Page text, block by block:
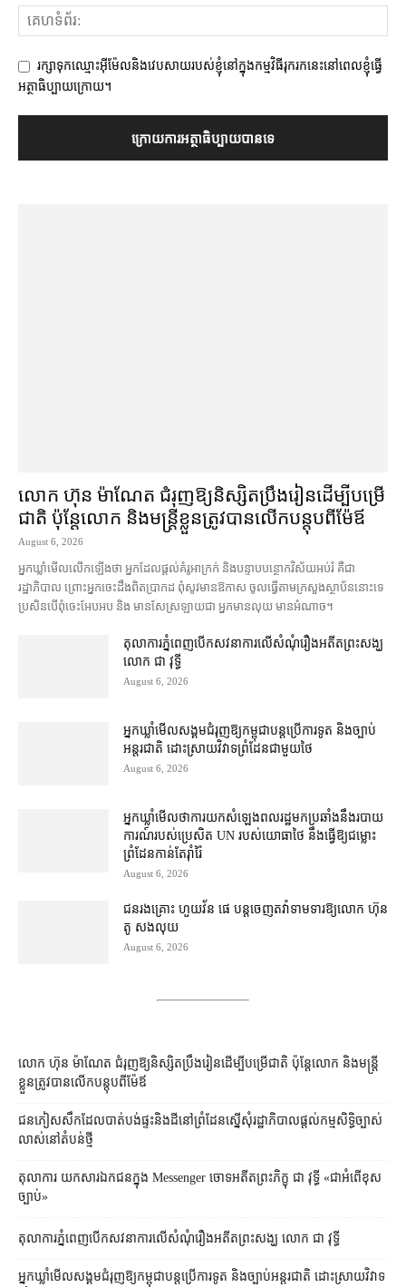
រក្សាទុកឈ្មោះអ៊ីម៉ែលនិងវេបសាយរបស់ខ្ញុំនៅក្នុងកម្មវិធីរុករកនេះនៅពេលខ្ញុំធ្វើ
អត្ថាធិប្បាយក្រោយ។
លោក ហ៊ុន ម៉ាណែត ជំរុញ​ឱ្យ​និស្សិត​ប្រឹងរៀន​ដើម្បី​បម្រើ​
ជាតិ ប៉ុន្តែ​លោក និង​មន្ត្រី​​ខ្លួន​ត្រូវ​បាន​លើក​បន្តុប​ពី​ម៉ែឪ
August 6, 2026
អ្នកឃ្លាំមើល​លើកឡើង​ថា អ្នក​ដែល​ផ្ដល់​គំរូ​អាក្រក់ និង​បន្ទាបបន្ថោក​វិស័យ​អប់រំ គឺជា​
រដ្ឋាភិបាល ព្រោះ​អ្នកចេះដឹង​ពិតប្រាកដ ពុំ​សូវ​មានឱកាស ចូល​ធ្វើតាម​ក្រសួង​ស្ថាប័ន​នោះ​ទេ
ប្រសិនបើ​ពុំ​ចេះ​អែបអប និង មាន​សែស្រឡាយ​ជា អ្នកមាន​លុយ មានអំណាច។
តុលាការ​ភ្នំពេញ​​បើកសវនាការ​លើ​សំណុំរឿង​​អតីត​ព្រះសង្ឃ
លោក ជា វុទ្ធី
August 6, 2026
អ្នកឃ្លាំមើល​សង្គម​ជំរុញ​ឱ្យ​កម្ពុជា​បន្ត​ប្រើ​ការទូត និង​ច្បាប់​
អន្តរជាតិ ដោះស្រាយ​វិវាទ​ព្រំដែន​ជាមួយ​ថៃ
August 6, 2026
អ្នកឃ្លាំមើល​ថា​ការ​យក​សំឡេង​ពលរដ្ឋ​មក​ប្រឆាំង​នឹង​របាយ
ការណ៍​របស់​ប្រេសិត UN របស់​យោធា​ថៃ នឹង​ធ្វើ​ឱ្យ​ជម្លោះ
ព្រំដែន​កាន់តែ​រ៉ាំរ៉ៃ
August 6, 2026
ជនរងគ្រោះ ហួយវ័ន ផេ បន្ត​ចេញ​តវ៉ា​ទាមទារ​ឱ្យ​លោក ហ៊ុន
តូ សង​លុយ
August 6, 2026
លោក ហ៊ុន ម៉ាណែត ជំរុញ​ឱ្យ​និស្សិត​ប្រឹងរៀន​ដើម្បី​បម្រើ​ជាតិ ប៉ុន្តែ​លោក និង​មន្ត្រី​​
ខ្លួន​ត្រូវ​បាន​លើក​បន្តុប​ពី​ម៉ែឪ
ជនភៀសសឹក​ដែល​បាត់បង់​ផ្ទះ​និង​ដី​នៅ​ព្រំដែន​ស្នើសុំ​រដ្ឋាភិបាល​ផ្តល់​កម្មសិទ្ធិ​ច្បាស់
លាស់​នៅ​តំបន់​ថ្មី
តុលាការ​​ យកសារឯកជនក្នុង Messenger ចោទអតីតព្រះភិក្ខុ ជា វុទ្ធី «ជាអំពើខុស
ច្បាប់»
តុលាការ​ភ្នំពេញ​​បើកសវនាការ​លើ​សំណុំរឿង​​អតីត​ព្រះសង្ឃ លោក ជា វុទ្ធី
អ្នកឃ្លាំមើល​សង្គម​ជំរុញ​ឱ្យ​កម្ពុជា​បន្ត​ប្រើ​ការទូត និង​ច្បាប់​អន្តរជាតិ ដោះស្រាយ​វិវាទ​